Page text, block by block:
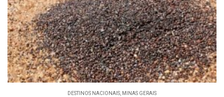
DESTINOS NACIONAIS MINAS GERAIS